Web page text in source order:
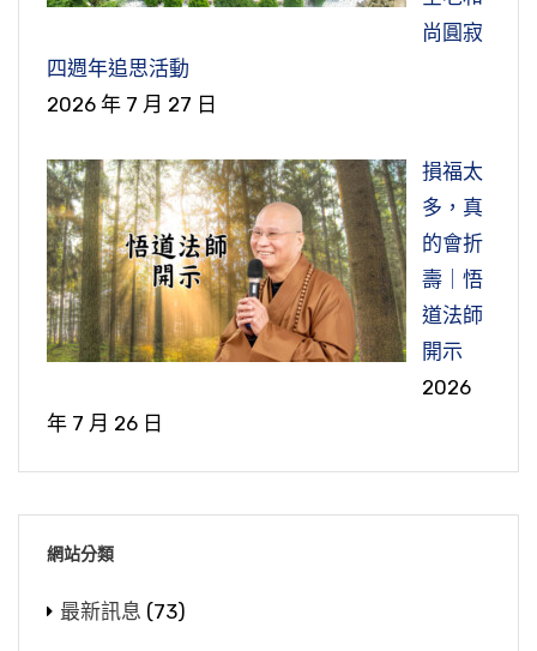
尚圓寂
四週年追思活動
2026 年 7 月 27 日
損福太
多，真
的會折
壽｜悟
道法師
開示
2026
年 7 月 26 日
網站分類
最新訊息 (73)